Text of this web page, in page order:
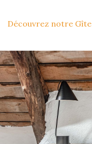
Découvrez notre Gîte